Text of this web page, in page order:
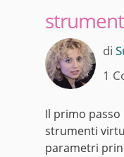
di
1
Il primo
strumenti
parametri